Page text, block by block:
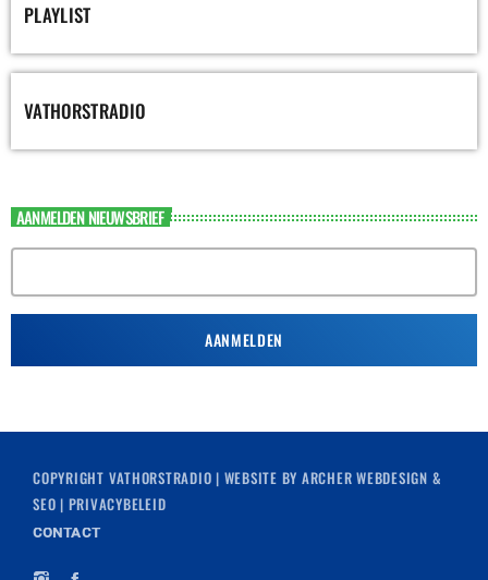
PLAYLIST
VATHORSTRADIO
AANMELDEN NIEUWSBRIEF
COPYRIGHT VATHORSTRADIO | WEBSITE BY ARCHER WEBDESIGN &
SEO | PRIVACYBELEID
CONTACT